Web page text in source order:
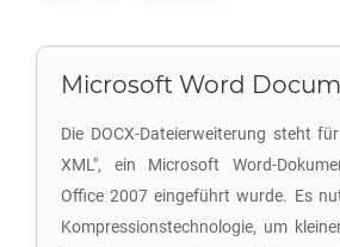
Microsoft Word
Die DOCX-Dateierweiterung steht
XML", ein Microsoft Word-
Office 2007 eingeführt wurde. Es
Kompressionstechnologie, um